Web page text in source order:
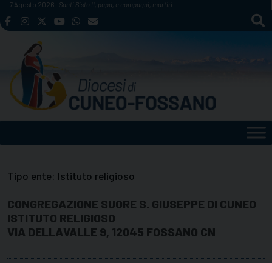
Skip
to
7 Agosto 2026 Santi Sisto II, papa, e compagni, martiri
Tipo ente: Istituto religioso
CONGREGAZIONE SUORE S. GIUSEPPE DI CUNEO
ISTITUTO RELIGIOSO
VIA DELLAVALLE 9, 12045 FOSSANO CN